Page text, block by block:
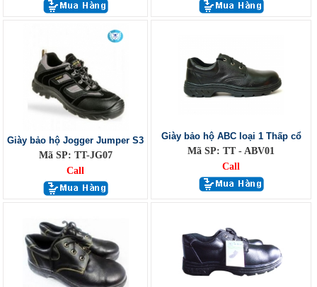
Giày bảo hộ Jogger Jumper S3
Mã SP: TT-JG07
Call
Giày bảo hộ ABC loại 1 Thấp cổ
Mã SP: TT - ABV01
Call